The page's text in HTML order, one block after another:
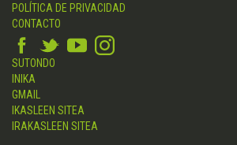
POLÍTICA DE PRIVACIDAD
CONTACTO
SUTONDO
INIKA
GMAIL
IKASLEEN SITEA
IRAKASLEEN SITEA